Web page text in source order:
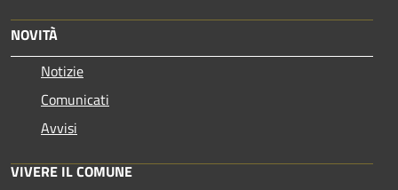
NOVITÀ
Notizie
Comunicati
Avvisi
VIVERE IL COMUNE